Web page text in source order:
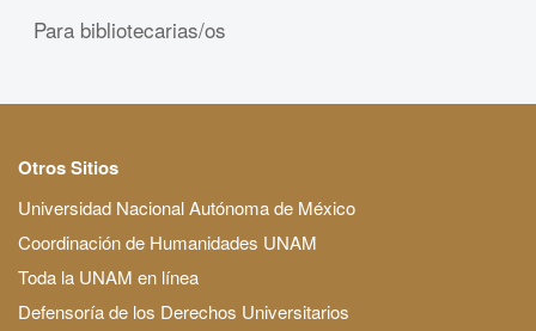
Para bibliotecarias/os
Otros Sitios
Universidad Nacional Autónoma de México
Coordinación de Humanidades UNAM
Toda la UNAM en línea
Defensoría de los Derechos Universitarios